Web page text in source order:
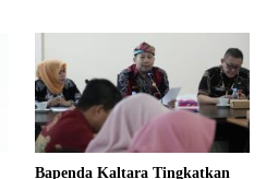
Bapenda Kaltara Tingkatkan